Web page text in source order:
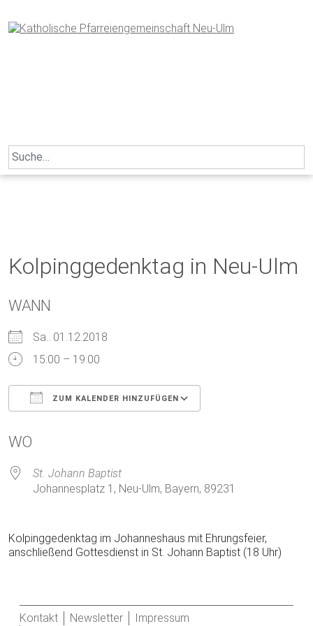
to
content
Search
for:
Kolpinggedenktag in Neu-Ulm
WANN
Sa.. 01.12.2018
15:00 – 19:00
ZUM KALENDER HINZUFÜGEN
WO
St. Johann Baptist
Johannesplatz 1, Neu-Ulm, Bayern, 89231
Kolpinggedenktag im Johanneshaus mit Ehrungsfeier,
anschließend Gottesdienst in St. Johann Baptist (18 Uhr)
Kontakt Newsletter
Impressum